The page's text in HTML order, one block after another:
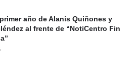
año de Alanis Quiñones y
al frente de “NotiCentro Fin